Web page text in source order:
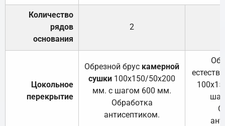
Количество
рядов
основания
2
Цокольное
перекрытие
Обрезной брус камерной
сушки 100х150/50х200
мм. с шагом 600 мм.
Обработка
антисептиком.